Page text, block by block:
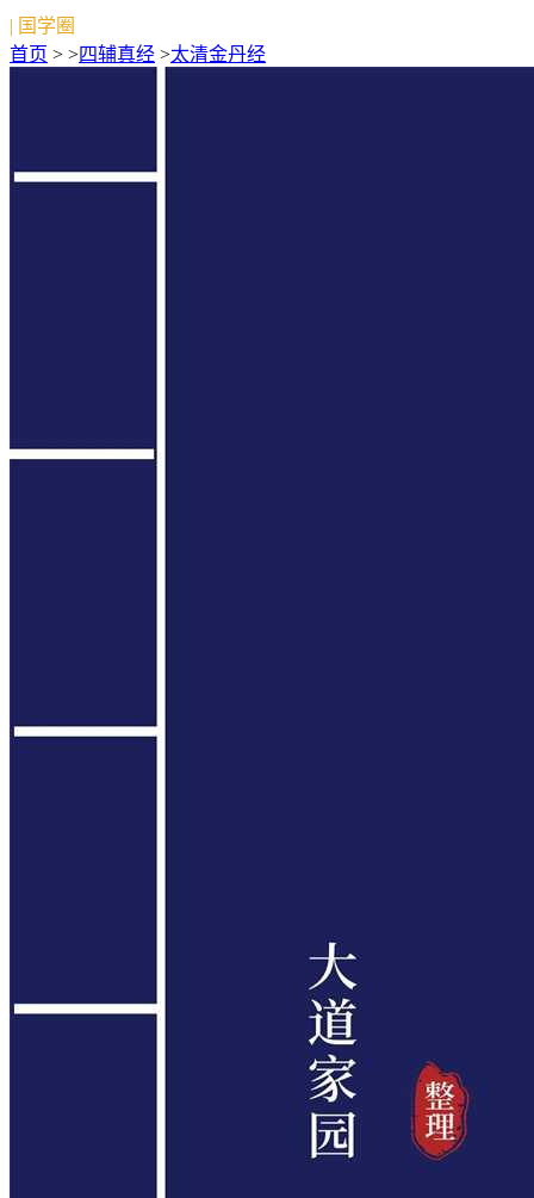
| 国学圈
首页 > >四辅真经 >太清金丹经